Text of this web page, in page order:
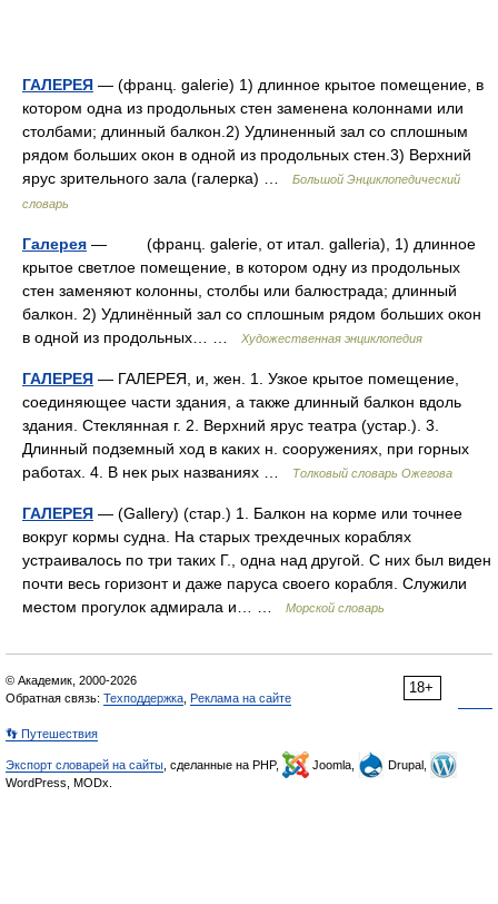
ГАЛЕРЕЯ — (франц. galerie) 1) длинное крытое помещение, в
котором одна из продольных стен заменена колоннами или
столбами; длинный балкон.2) Удлиненный зал со сплошным
рядом больших окон в одной из продольных стен.3) Верхний
ярус зрительного зала (галерка) …
Большой Энциклопедический
словарь
Галерея — (франц. galerie, от итал. galleria), 1) длинное
крытое светлое помещение, в котором одну из продольных
стен заменяют колонны, столбы или балюстрада; длинный
балкон. 2) Удлинённый зал со сплошным рядом больших окон
в одной из продольных… …
Художественная энциклопедия
ГАЛЕРЕЯ — ГАЛЕРЕЯ, и, жен. 1. Узкое крытое помещение,
соединяющее части здания, а также длинный балкон вдоль
здания. Стеклянная г. 2. Верхний ярус театра (устар.). 3.
Длинный подземный ход в каких н. сооружениях, при горных
работах. 4. В нек рых названиях …
Толковый словарь Ожегова
ГАЛЕРЕЯ — (Gallery) (стар.) 1. Балкон на корме или точнее
вокруг кормы судна. На старых трехдечных кораблях
устраивалось по три таких Г., одна над другой. С них был виден
почти весь горизонт и даже паруса своего корабля. Служили
местом прогулок адмирала и… …
Морской словарь
18+
© Академик, 2000-2026
Обратная связь: Техподдержка Реклама на сайте
👣 Путешествия
Экспорт словарей на сайты , сделанные на PHP, Joomla,
Drupal,
WordPress, MODx.